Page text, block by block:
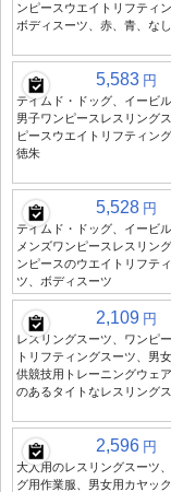
ンピースウエイトリフティン
ボディスーツ、赤、青、なし
5,583 円
テイムド・ドッグ、イービ
男子ワンピースレスリング
ピースウエイトリフティン
徳朱
5,528 円
テイムド・ドッグ、イービ
メンズワンピースレスリン
ンピースのウエイトリフテ
ツ、ボディスーツ
2,109 円
レスリングスーツ、ワンピ
トリフティングスーツ、男
供競技用トレーニングウェ
のあるタイトなレスリング
2,596 円
大人用のレスリングスーツ
グ用作業服、男女用カヤッ